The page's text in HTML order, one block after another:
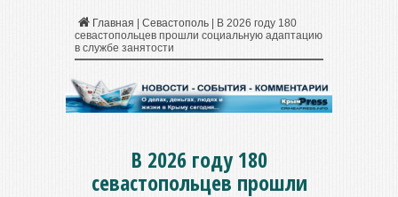
Главная Севастополь
В 2026 году 180
севастопольцев прошли социальную адаптацию
в службе занятости
В 2026 году 180
севастопольцев прошли